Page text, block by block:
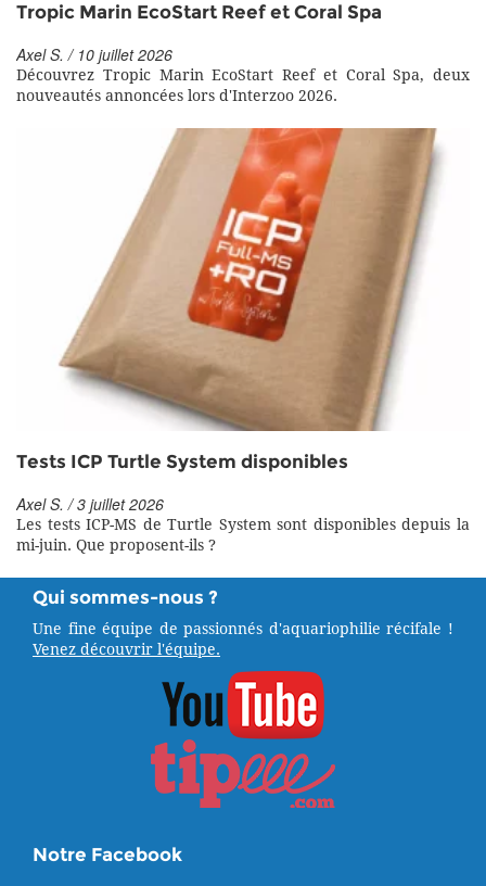
Tropic Marin EcoStart Reef et Coral Spa
Axel S. / 10 juillet 2026
Découvrez Tropic Marin EcoStart Reef et Coral Spa, deux
nouveautés annoncées lors d'Interzoo 2026.
Tests ICP Turtle System disponibles
Axel S. / 3 juillet 2026
Les tests ICP-MS de Turtle System sont disponibles depuis la
mi-juin. Que proposent-ils ?
Qui sommes-nous ?
Une fine équipe de passionnés d'aquariophilie récifale !
Venez découvrir l'équipe.
Notre Facebook